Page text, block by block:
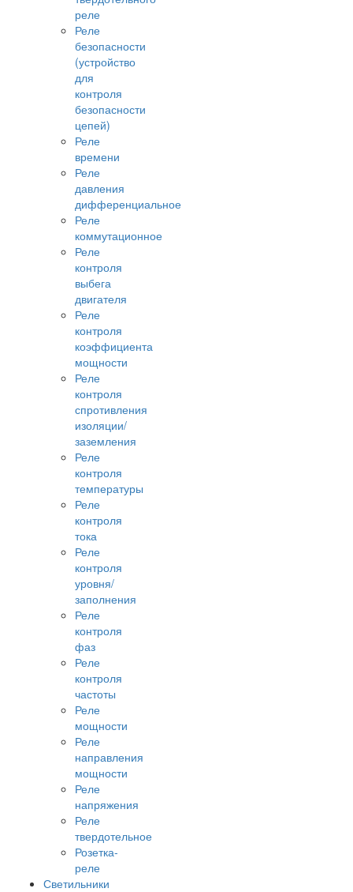
реле
Реле
безопасности
(устройство
для
контроля
безопасности
цепей)
Реле
времени
Реле
давления
дифференциальное
Реле
коммутационное
Реле
контроля
выбега
двигателя
Реле
контроля
коэффициента
мощности
Реле
контроля
спротивления
изоляции/
заземления
Реле
контроля
температуры
Реле
контроля
тока
Реле
контроля
уровня/
заполнения
Реле
контроля
фаз
Реле
контроля
частоты
Реле
мощности
Реле
направления
мощности
Реле
напряжения
Реле
твердотельное
Розетка-
реле
Светильники